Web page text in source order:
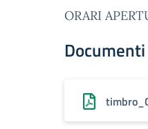
ORARI
Documenti